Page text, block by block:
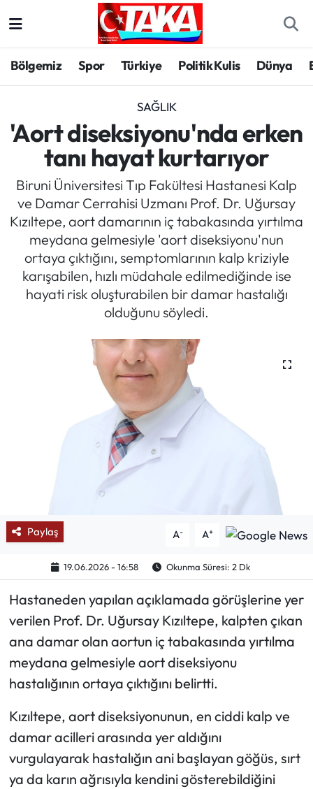
Bölgemiz Spor Türkiye Politik Kulis Dünya
SAĞLIK
'Aort diseksiyonu'nda erken
tanı hayat kurtarıyor
Biruni Üniversitesi Tıp Fakültesi Hastanesi Kalp
ve Damar Cerrahisi Uzmanı Prof. Dr. Uğursay
Kızıltepe, aort damarının iç tabakasında yırtılma
meydana gelmesiyle 'aort diseksiyonu'nun
ortaya çıktığını, semptomlarının kalp kriziyle
karışabilen, hızlı müdahale edilmediğinde ise
hayati risk oluşturabilen bir damar hastalığı
olduğunu söyledi.
Paylaş A- A+
19.06.2026 - 16:58 Okunma Süresi: 2 Dk
Hastaneden yapılan açıklamada görüşlerine yer
verilen Prof. Dr. Uğursay Kızıltepe, kalpten çıkan
ana damar olan aortun iç tabakasında yırtılma
meydana gelmesiyle aort diseksiyonu
hastalığının ortaya çıktığını belirtti.
Kızıltepe, aort diseksiyonunun, en ciddi kalp ve
damar acilleri arasında yer aldığını
vurgulayarak hastalığın ani başlayan göğüs, sırt
ya da karın ağrısıyla kendini gösterebildiğini
Spor
Türkiye
Kültür/Sanat
Politika
Politik Kulis
Dünya
Magazin
Mektup Galeri
Köşe Yazıları
Karikatür Galeri
Mektup Galeri
Ekonomi
Sağlık
Turizm
Teknoloji
Trabzon Hava Durumu
Trabzon Trafik Yoğunluk Haritası
Süper Lig Puan Durumu ve Fikstür
Tüm Manşetler
Son Dakika Haberleri
Haber Arşivi